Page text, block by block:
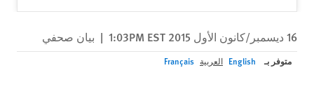
16 ديسمبر/كانون الأول 2015 1:03PM EST | بيان صحفي
متوفر بـ English العربية Français